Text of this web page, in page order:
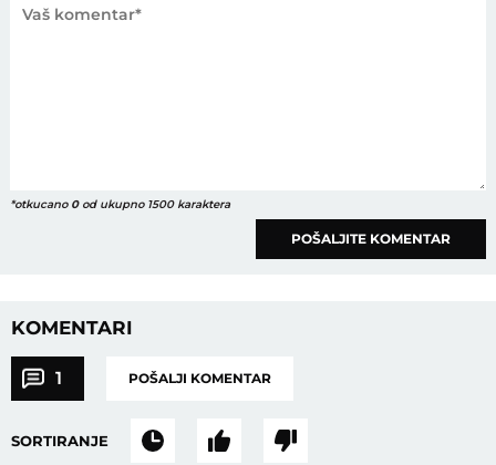
*otkucano 0od ukupno 1500 karaktera
POŠALJITE KOMENTAR
KOMENTARI
1 POŠALJI KOMENTAR
SORTIRANJE